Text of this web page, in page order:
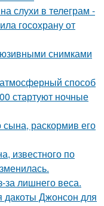
слухи в телеграм -
госохрану от
снимками
способ
стартуют ночные
раскормив его
известного по
за лишнего веса.
дакоты Джонсон для